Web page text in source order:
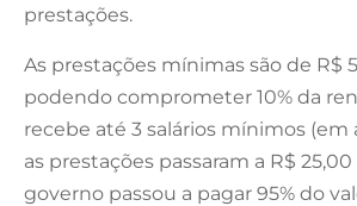
prestações.
As prestações mínimas são de R$
podendo comprometer 10% da
recebe até 3 salários mínimos (em
as prestações passaram a R$
governo passou a pagar 95% do